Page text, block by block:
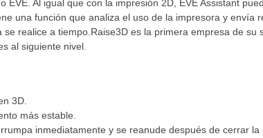
Al igual que con la impresión 2D, EVE Assistant
una función que analiza el uso de la impresora y envía
realice a tiempo.Raise3D es la primera empresa de su
al siguiente nivel.
3D.
más estable.
inmediatamente y se reanude después de cerrar la